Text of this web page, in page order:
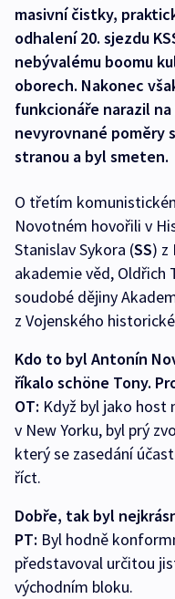
masivní čistky,
odhalení 20. sjezdu
nebývalému boomu
oborech. Nakonec
funkcionáře narazil
nevyrovnané poměry
stranou a byl smeten.
O třetím
Novotném hovořili v
Stanislav Sykora (SS) z
akademie věd, Oldřich
soudobé dějiny
z Vojenského
Kdo to byl Antonín
říkalo schöne Tony.
OT: Když byl jako host
v New Yorku, byl prý
který se zasedání
říct.
Dobře, tak byl
PT: Byl hodně
představoval určitou
východním bloku.